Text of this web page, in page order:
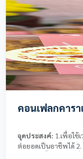
คอนเฟลกคารา
จุดประสงค์: 1.เพื่อใช้
ต่อยอดเป็นอาชีพได้